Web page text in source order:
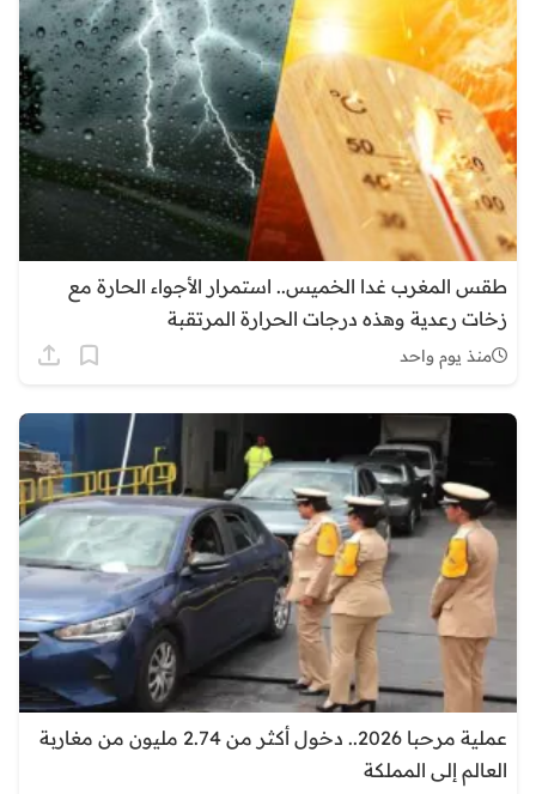
طقس المغرب غدا الخميس.. استمرار الأجواء الحارة مع
زخات رعدية وهذه درجات الحرارة المرتقبة
منذ يوم واحد
عملية مرحبا 2026.. دخول أكثر من 2.74 مليون من مغاربة
العالم إلى المملكة